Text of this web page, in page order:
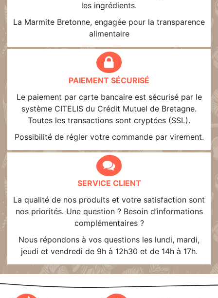
les ingrédients.
La Marmite Bretonne, engagée pour la transparence
alimentaire
PAIEMENT SÉCURISÉ
Le paiement par carte bancaire est sécurisé par le
système CITELIS du Crédit Mutuel de Bretagne.
Toutes les transactions sont cryptées (SSL).
Possibilité de régler votre commande par virement.
SERVICE CLIENT
La qualité de nos produits et votre satisfaction sont
nos priorités. Une question ? Besoin d’informations
complémentaires ?
Nous répondons à vos questions les lundi, mardi,
jeudi et vendredi de 9h à 12h30 et de 14h à 17h.